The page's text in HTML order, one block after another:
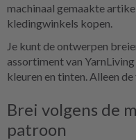
machinaal gemaakte
kledingwinkels kopen.
Je kunt de ontwerpen
assortiment van
kleuren en tinten. Alleen
Brei volgens de
patroon